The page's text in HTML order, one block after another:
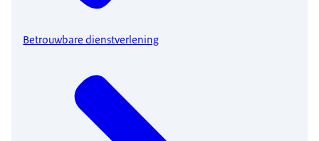
Betrouwbare dienstverlening